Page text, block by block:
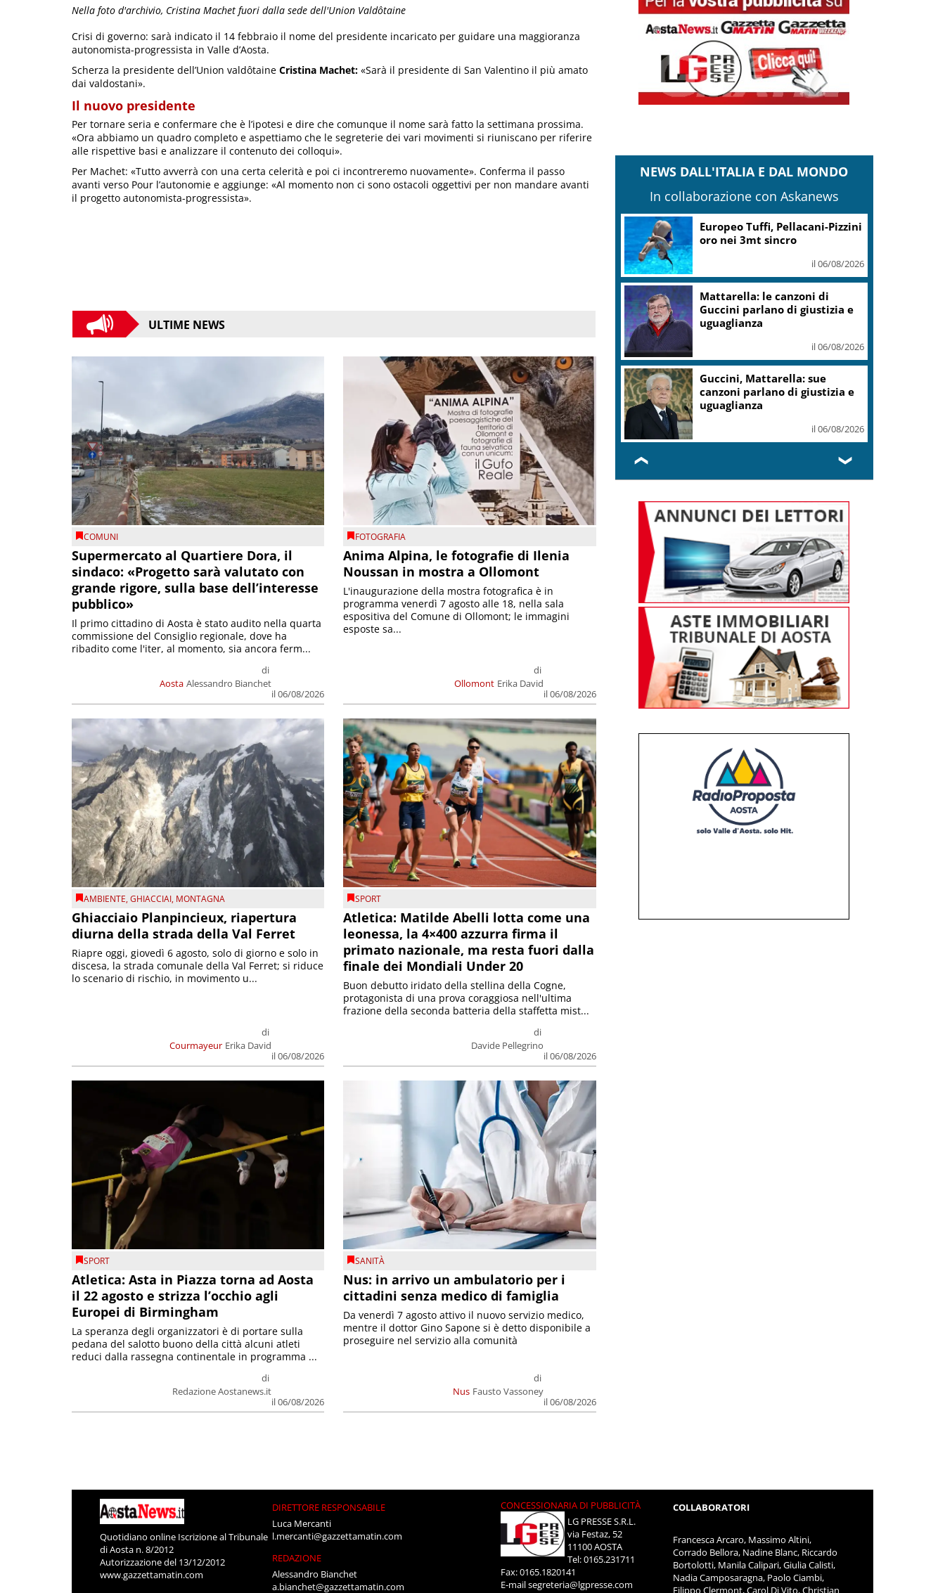
Nella foto d'archivio, Cristina Machet fuori dalla sede dell'Union Valdôtaine
Crisi di governo: sarà indicato il 14 febbraio il nome del presidente incaricato per guidare una maggioranza
autonomista-progressista in Valle d’Aosta.
Scherza la presidente dell’Union valdôtaine Cristina Machet: «Sarà il presidente di San Valentino il più amato
dai valdostani».
Il nuovo presidente
Per tornare seria e confermare che è l’ipotesi e dire che comunque il nome sarà fatto la settimana prossima.
«Ora abbiamo un quadro completo e aspettiamo che le segreterie dei vari movimenti si riuniscano per riferire
alle rispettive basi e analizzare il contenuto dei colloqui».
Per Machet: «Tutto avverrà con una certa celerità e poi ci incontreremo nuovamente». Conferma il passo
avanti verso Pour l’autonomie e aggiunge: «Al momento non ci sono ostacoli oggettivi per non mandare avanti
il progetto autonomista-progressista».
ULTIME NEWS
COMUNI
Supermercato al Quartiere Dora, il
sindaco: «Progetto sarà valutato con
grande rigore, sulla base dell’interesse
pubblico»
Aosta
di
Alessandro Bianchet
il 06/08/2026
Il primo cittadino di Aosta è stato audito nella quarta
commissione del Consiglio regionale, dove ha
ribadito come l'iter, al momento, sia ancora ferm...
FOTOGRAFIA
Anima Alpina, le fotografie di Ilenia
Noussan in mostra a Ollomont
Ollomont
di
Erika David
il 06/08/2026
L'inaugurazione della mostra fotografica è in
programma venerdì 7 agosto alle 18, nella sala
espositiva del Comune di Ollomont; le immagini
esposte sa...
AMBIENTE,GHIACCIAI, MONTAGNA
Ghiacciaio Planpincieux, riapertura
diurna della strada della Val Ferret
Courmayeur
di
Erika David
il 06/08/2026
Riapre oggi, giovedì 6 agosto, solo di giorno e solo in
discesa, la strada comunale della Val Ferret; si riduce
lo scenario di rischio, in movimento u...
SPORT
Atletica: Matilde Abelli lotta come una
leonessa, la 4×400 azzurra firma il
primato nazionale, ma resta fuori dalla
finale dei Mondiali Under 20
di
Davide Pellegrino
il 06/08/2026
Buon debutto iridato della stellina della Cogne,
protagonista di una prova coraggiosa nell'ultima
frazione della seconda batteria della staffetta mist...
SPORT
Atletica: Asta in Piazza torna ad Aosta
il 22 agosto e strizza l’occhio agli
Europei di Birmingham
di
Redazione Aostanews.it
il 06/08/2026
La speranza degli organizzatori è di portare sulla
pedana del salotto buono della città alcuni atleti
reduci dalla rassegna continentale in programma ...
SANITÀ
Nus: in arrivo un ambulatorio per i
cittadini senza medico di famiglia
Nus
di
Fausto Vassoney
il 06/08/2026
Da venerdì 7 agosto attivo il nuovo servizio medico,
mentre il dottor Gino Sapone si è detto disponibile a
proseguire nel servizio alla comunità
NEWS DALL'ITALIA E DAL MONDO
In collaborazione con Askanews
Mediobanca sigla il I semestre
con risultati da record, utile
il 06/08/2026
Vino, Consorzio Chianti in
Canada: due masterclass a
il 06/08/2026
Calcio, Uefa contro Infantino:
“Boicottiamo i tornei Fifa”
il 06/08/2026
❮ ❯
Quotidiano online Iscrizione al Tribunale
di Aosta n. 8/2012
Autorizzazione del 13/12/2012
www.gazzettamatin.com
DIRETTORE RESPONSABILE
Luca Mercanti
l.mercanti@gazzettamatin.com
REDAZIONE
Alessandro Bianchet
a.bianchet@gazzettamatin.com
CONCESSIONARIA DI PUBBLICITÀ
LG PRESSE S.R.L.
via Festaz, 52
11100 AOSTA
Tel: 0165.231711
Fax: 0165.1820141
E-mailsegreteria@lgpresse.com
COLLABORATORI
Francesca Arcaro, Massimo Altini,
Corrado Bellora, Nadine Blanc, Riccardo
Bortolotti, Manila Calipari, Giulia Calisti,
Nadia Camposaragna, Paolo Ciambi,